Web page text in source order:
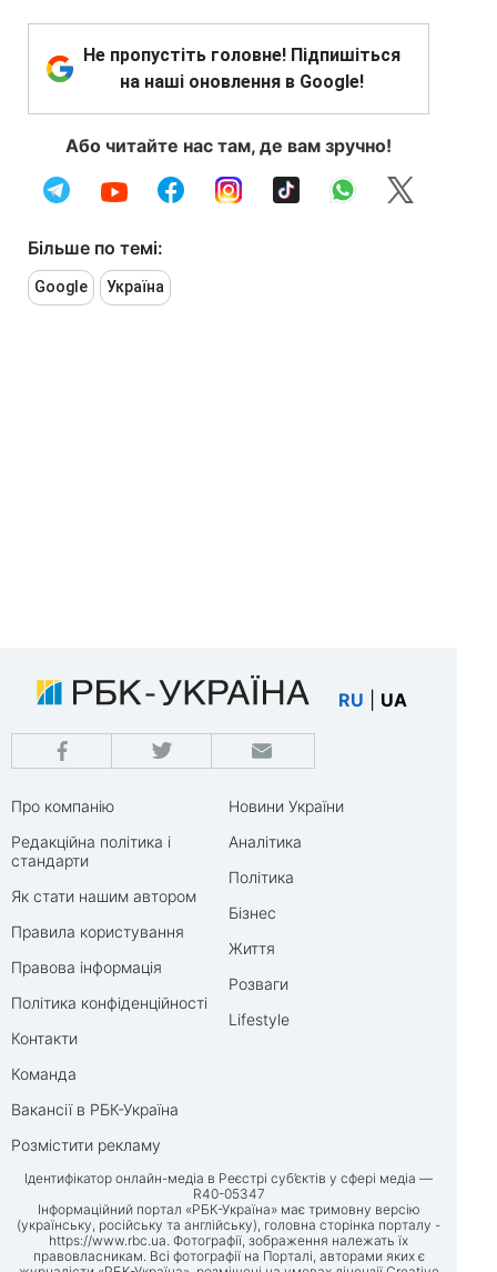
Не пропустіть головне! Підпишіться
на наші оновлення в Google!
Або читайте нас там, де вам зручно!
Більше по темі:
Google Україна
RU UA
Про компанію
Редакційна політика і
стандарти
Як стати нашим автором
Правила користування
Правова інформація
Політика конфіденційності
Контакти
Команда
Вакансії в РБК-Україна
Розмістити рекламу
Новини України
Аналітика
Політика
Бізнес
Життя
Розваги
Lifestyle
Ідентифікатор онлайн-медіа в Реєстрі суб’єктів у сфері медіа —
R40-05347
Інформаційний портал «РБК-Україна» має тримовну версію
(українську, російську та англійську), головна сторінка порталу -
https://www.rbc.ua. Фотографії, зображення належать їх
правовласникам. Всі фотографії на Порталі, авторами яких є